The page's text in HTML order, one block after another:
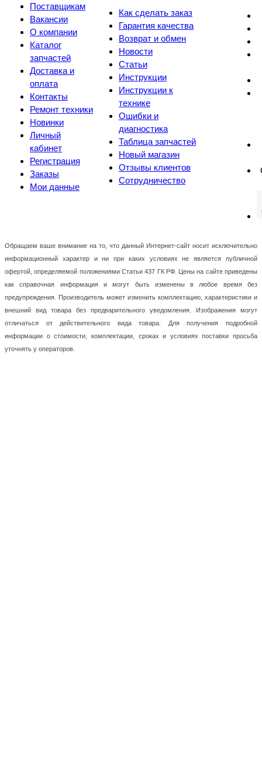
Поставщикам
Вакансии
О компании
Каталог
запчастей
Доставка и
оплата
Контакты
Ремонт техники
Новинки
Личный
кабинет
Регистрация
Заказы
Мои данные
Как сделать заказ
Гарантия качества
Возврат и обмен
Новости
Статьи
Инструкции
Инструкции к
технике
Ошибки и
диагностика
Таблица запчастей
Новый магазин
Отзывы клиентов
Сотрудничество
Обращаем ваше внимание на то, что данный Интернет-сайт носит исключительно
информационный характер и ни при каких условиях не является публичной
офертой, определяемой положениями Статьи 437 ГК РФ. Цены на сайте приведены
как справочная информация и могут быть изменены в любое время без
предупреждения. Производитель может изменить комплектацию, характеристики и
внешний вид товара без предварительного уведомления. Изображения могут
отличаться от действительного вида товара. Для получения подробной
информации о стоимости, комплектации, сроках и условиях поставки просьба
уточнять у операторов.